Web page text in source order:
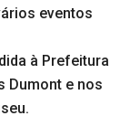
eventos
à Prefeitura
Dumont e nos